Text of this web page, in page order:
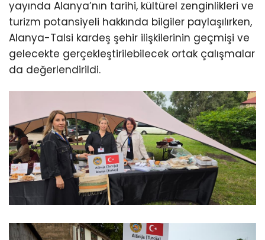
yayında Alanya’nın tarihi, kültürel zenginlikleri ve
turizm potansiyeli hakkında bilgiler paylaşılırken,
Alanya-Talsi kardeş şehir ilişkilerinin geçmişi ve
gelecekte gerçekleştirilebilecek ortak çalışmalar
da değerlendirildi.